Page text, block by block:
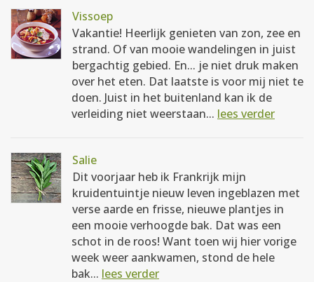
Vissoep
Vakantie! Heerlijk genieten van zon, zee en
strand. Of van mooie wandelingen in juist
bergachtig gebied. En... je niet druk maken
over het eten. Dat laatste is voor mij niet te
doen. Juist in het buitenland kan ik de
verleiding niet weerstaan... lees verder
Salie
Dit voorjaar heb ik Frankrijk mijn
kruidentuintje nieuw leven ingeblazen met
verse aarde en frisse, nieuwe plantjes in
een mooie verhoogde bak. Dat was een
schot in de roos! Want toen wij hier vorige
week weer aankwamen, stond de hele
bak... lees verder